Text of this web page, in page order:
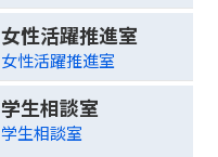
女性活躍推進室
女性活躍推進室
学生相談室
学生相談室